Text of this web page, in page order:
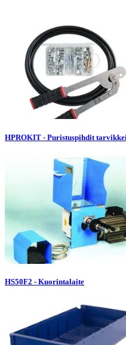
HPROKIT - Puristuspihdit
HS50F2 - Kuorintalaite